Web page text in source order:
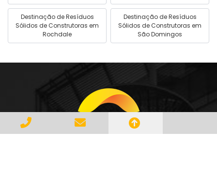
Destinação de Resíduos
Sólidos de Construtoras em
Rochdale
Destinação de Resíduos
Sólidos de Construtoras em
São Domingos